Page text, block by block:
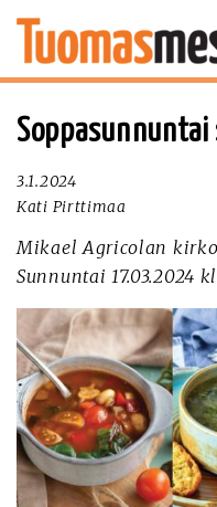
3.1.2024
Kati Pirttimaa
Mikael Agricolan
Sunnuntai 17.03.2024